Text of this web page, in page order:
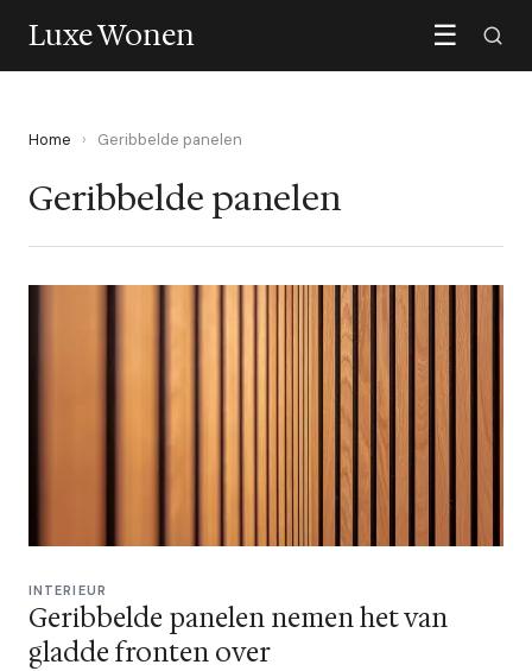
Luxe Wonen ☰
Home › Geribbelde panelen
Geribbelde panelen
INTERIEUR
Geribbelde panelen nemen het van
gladde fronten over